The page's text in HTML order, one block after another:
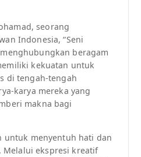
seorang
Indonesia, “Seni
beragam
kekuatan untuk
di tengah-tengah
karya mereka yang
makna bagi
untuk menyentuh hati dan
ekspresi kreatif